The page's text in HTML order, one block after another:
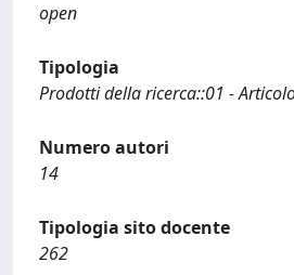
open
Tipologia
Prodotti della ricerca::01 -
Numero autori
14
Tipologia sito docente
262